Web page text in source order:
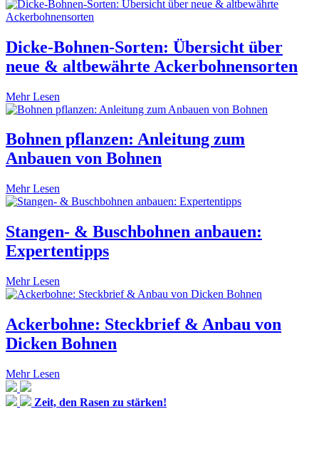
Dicke-Bohnen-Sorten: Übersicht über
neue & altbewährte Ackerbohnensorten
Mehr Lesen
Bohnen pflanzen: Anleitung zum
Anbauen von Bohnen
Mehr Lesen
Stangen- & Buschbohnen anbauen:
Expertentipps
Mehr Lesen
Ackerbohne: Steckbrief & Anbau von
Dicken Bohnen
Mehr Lesen
Zeit, den Rasen zu stärken!